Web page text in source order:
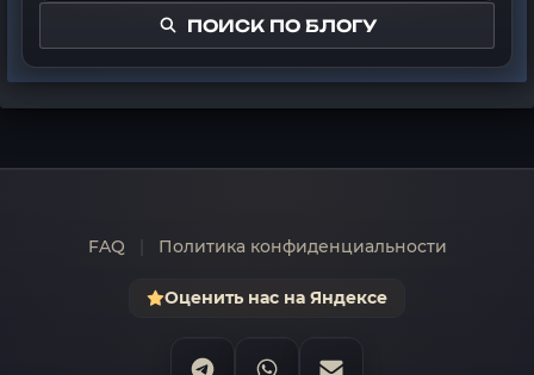
ПОИСК ПО БЛОГУ
FAQ Политика конфиденциальности
Оценить нас на Яндексе